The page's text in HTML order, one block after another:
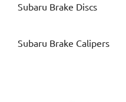
Subaru Brake Discs
Subaru Brake Calipers